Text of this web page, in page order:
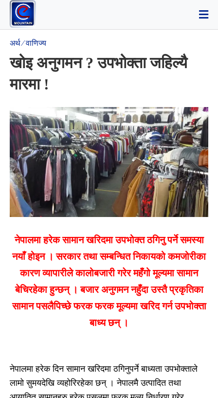
अर्थ ⁄ वाणिज्य
खोइ अनुगमन ? उपभोक्ता जहिल्यै
मारमा !
नेपालमा हरेक सामान खरिदमा उपभोक्त ठगिनु पर्ने समस्या
नयाँ होइन । सरकार तथा सम्बन्धित निकायको कमजोरीका
कारण व्यापारीले कालोबजारी गरेर महँगो मूल्यमा सामान
बेचिरहेका हुन्छन् । बजार अनुगमन नहुँदा उस्तै प्रकृतिका
सामान पसलैपिच्छे फरक फरक मूल्यमा खरिद गर्न उपभोक्ता
बाध्य छन् ।
नेपालमा हरेक दिन सामान खरिदमा ठगिनुपर्ने बाध्यता उपभोक्ताले
लामो सुमयदेखि व्यहोरिरहेका छन् । नेपालमै उत्पादित तथा